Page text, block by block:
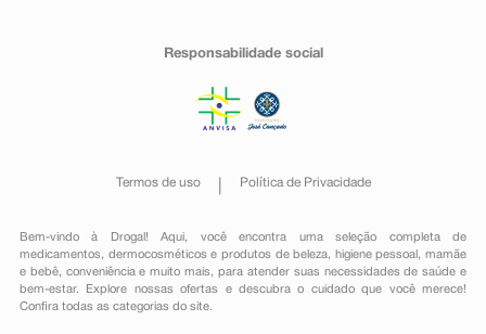
Responsabilidade social
Termos de uso Política de Privacidade
Bem-vindo à Drogal! Aqui, você encontra uma seleção completa de
medicamentos , dermocosméticos e produtos de beleza, higiene pessoal ,mamãe
e bebê, conveniênciae muito mais, para atender suas necessidades de saúde e
bem-estar. Explore nossas ofertas e descubra o cuidado que você merece!
Confira todas as categorias do site.